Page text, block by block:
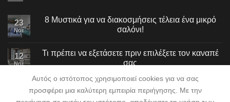
23
Νοέ
8 Μυστικά για να διακοσμήσεις τέλεια ένα μικρό
σαλόνι!
12
Νοέ
Τι πρέπει να εξετάσετε πριν επιλέξετε τον καναπέ
σας
Αυτός ο ιστότοπος χρησιμοποιεί cookies για να σας
προσφέρει μια καλύτερη εμπειρία περιήγησης. Με την